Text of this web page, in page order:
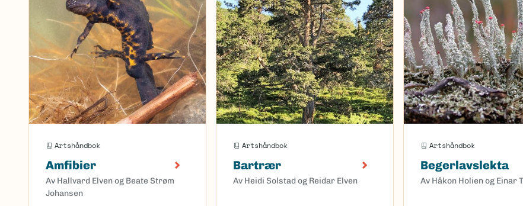
Artshåndbok
Amfibier
Av Hallvard Elven og Beate Strøm
Johansen
Artshåndbok
Bartrær
Av Heidi Solstad og Reidar Elven
Artshåndbok
Begerlavslekta
Av Håkon Holien og Einar